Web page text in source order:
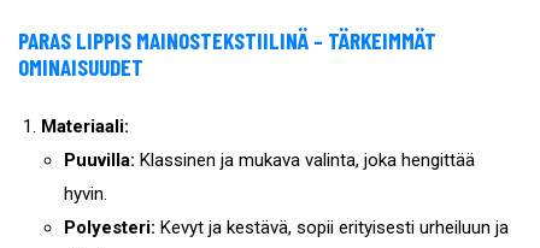
PARAS LIPPIS MAINOSTEKSTIILINÄ – TÄRKEIMMÄT
OMINAISUUDET
Materiaali:
Puuvilla: Klassinen ja mukava valinta, joka hengittää
hyvin.
Polyesteri: Kevyt ja kestävä, sopii erityisesti urheiluun ja